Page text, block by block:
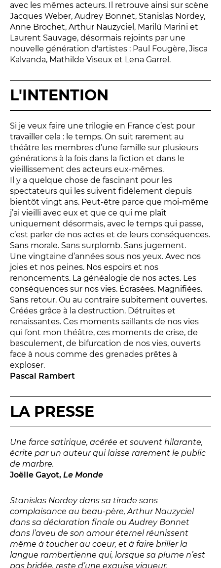
En situation de handicap
PRATIQUEZ...
Nissa Slam
Le Lab'Oratoire[cours d’oralité]
À Voix haute · cours [8-14 ans]
LES ACTIONS PÉDAGOGIQUES
Lettres à... [8eédition]
Les Spectacles itinérants
Moulins en scène
Autour des spectacles
Visites
INFOS PRATIQUES
NOS SALLES
LES FRANCISCAINS
BILLETTERIE
Accueil & horaires
Brochure interactive
Entre spectateurs
avec les mêmes acteurs. Il retrouve ainsi sur scène
Jacques Weber, Audrey Bonnet, Stanislas Nordey,
Anne Brochet, Arthur Nauzyciel, Marilú Marini et
Laurent Sauvage, désormais rejoints par une
nouvelle génération d'artistes : Paul Fougère, Jisca
Kalvanda, Mathilde Viseux et Lena Garrel.
L'INTENTION
Si je veux faire une trilogie en France c’est pour
travailler cela : le temps. On suit rarement au
théâtre les membres d’une famille sur plusieurs
générations à la fois dans la fiction et dans le
vieillissement des acteurs eux-mêmes.
Il y a quelque chose de fascinant pour les
spectateurs qui les suivent fidèlement depuis
bientôt vingt ans. Peut-être parce que moi-même
j’ai vieilli avec eux et que ce qui me plaît
uniquement désormais, avec le temps qui passe,
c’est parler de nos actes et de leurs conséquences.
Sans morale. Sans surplomb. Sans jugement.
Une vingtaine d’années sous nos yeux. Avec nos
joies et nos peines. Nos espoirs et nos
renoncements. La généalogie de nos actes. Les
conséquences sur nos vies. Écrasées. Magnifiées.
Sans retour. Ou au contraire subitement ouvertes.
Créées grâce à la destruction. Détruites et
renaissantes. Ces moments saillants de nos vies
qui font mon théâtre, ces moments de crise, de
basculement, de bifurcation de nos vies, ouverts
face à nous comme des grenades prêtes à
exploser.
Pascal Rambert
LA PRESSE
Une farce satirique, acérée et souvent hilarante,
écrite par un auteur qui laisse rarement le public
de marbre.
Joëlle Gayot, Le Monde
Stanislas Nordey dans sa tirade sans
complaisance au beau-père, Arthur Nauzyciel
dans sa déclaration finale ou Audrey Bonnet
dans l’aveu de son amour éternel réunissent
même à toucher au coeur, et à faire briller la
langue rambertienne qui, lorsque sa plume n’est
pas bridée, reste d’une exquise vigueur.